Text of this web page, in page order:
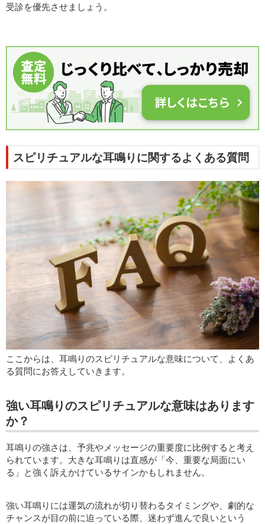
受診を優先させましょう。
スピリチュアルな耳鳴りに関するよくある質問
ここからは、耳鳴りのスピリチュアルな意味について、よくあ
る質問にお答えしていきます。
強い耳鳴りのスピリチュアルな意味はあります
か？
耳鳴りの強さは、予兆やメッセージの重要度に比例すると考え
られています。大きな耳鳴りは直感が「今、重要な局面にい
る」と強く訴えかけているサインかもしれません。
強い耳鳴りには運気の流れが切り替わるタイミングや、劇的な
チャンスが目の前に迫っている際、迷わず進んで良いという